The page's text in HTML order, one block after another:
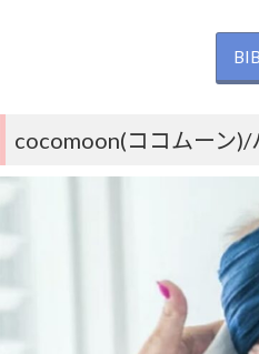
cocomoon(ココムーン